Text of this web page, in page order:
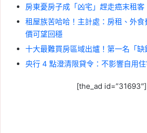
房東憂房子成「凶宅」趕走癌末租
租屋族苦哈哈！主計處：房租、外
價可望回穩
十大最難買房區域出爐！第一名「缺
央行 4 點澄清限貸令：不影響自用
[the_ad id=”31693″]